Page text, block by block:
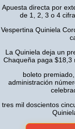
Apuesta directa por
de 1, 2, 3 o 4
Vespertina Quiniela
La Quiniela deja un
Chaqueña paga $18,3
boleto
administración
tres mil doscientos